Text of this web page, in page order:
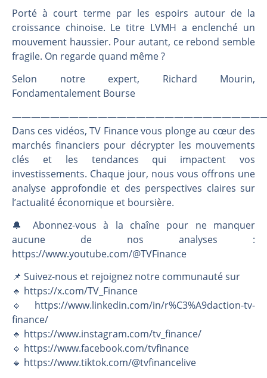
Pourquoi le monde entier vacille en même temps cette semaine ? | par Louis-Antoine Michelet
WTI : Explosion mais réserves au plus bas | Denis Desclos – Market Movers
Porté à court terme par les espoirs autour de la
croissance chinoise. Le titre LVMH a enclenché un
mouvement haussier. Pour autant, ce rebond semble
fragile. On regarde quand même ?
Selon notre expert, Richard Mourin,
Fondamentalement Bourse
Dans ces vidéos, TV Finance vous plonge au cœur des
marchés financiers pour décrypter les mouvements
clés et les tendances qui impactent vos
investissements. Chaque jour, nous vous offrons une
analyse approfondie et des perspectives claires sur
l’actualité économique et boursière.
🔔 Abonnez-vous à la chaîne pour ne manquer
aucune de nos analyses :
https://www.youtube.com/@TVFinance
📌 Suivez-nous et rejoignez notre communauté sur
🔹 https://x.com/TV_Finance
🔹 https://www.linkedin.com/in/r%C3%A9daction-tv-
finance/
🔹 https://www.instagram.com/tv_finance/
🔹 https://www.facebook.com/tvfinance
🔹 https://www.tiktok.com/@tvfinancelive